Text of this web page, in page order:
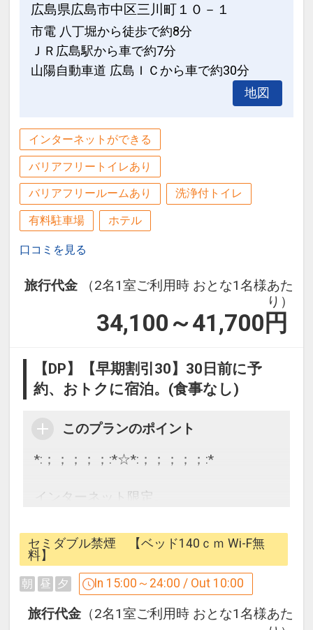
徒歩10分
設定期間：2023年4月24日～2027年5月
31日
広島県広島市中区三川町１０－１
市電 八丁堀から徒歩で約8分
ＪＲ広島駅から車で約7分
山陽自動車道 広島ＩＣから車で約30分
地図
インターネットができる
バリアフリートイレあり
バリアフリールームあり 洗浄付トイレ
有料駐車場 ホテル
口コミを見る
旅行代金
（2名1室ご利用時 おとな1名様あた
り）
34,100～41,700 円
【DP】【早期割引30】30日前に予
約、おトクに宿泊。(食事なし)
このプランのポイント
*:；；；；；:*☆*:；；；；；:*
インターネット限定。
30日前までの予約で、
おトクに宿泊。
*:；；；；；:*☆*:；；；；；:*
セミダブル禁煙 【ベッド140ｃｍ Wi-F無
料】
朝 昼 夕 In 15:00～24:00 / Out 10:00
旅行代金 （2名1室ご利用時 おとな1名様あた